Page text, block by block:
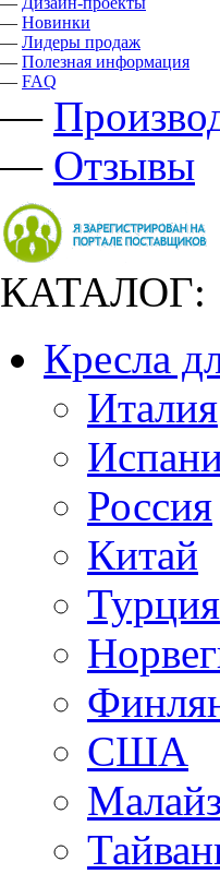
— Новинки
— Лидеры продаж
— Полезная информация
— FAQ
—
— Отзывы
КАТАЛОГ:
Кресла
Италия
Россия
Китай
Турция
США